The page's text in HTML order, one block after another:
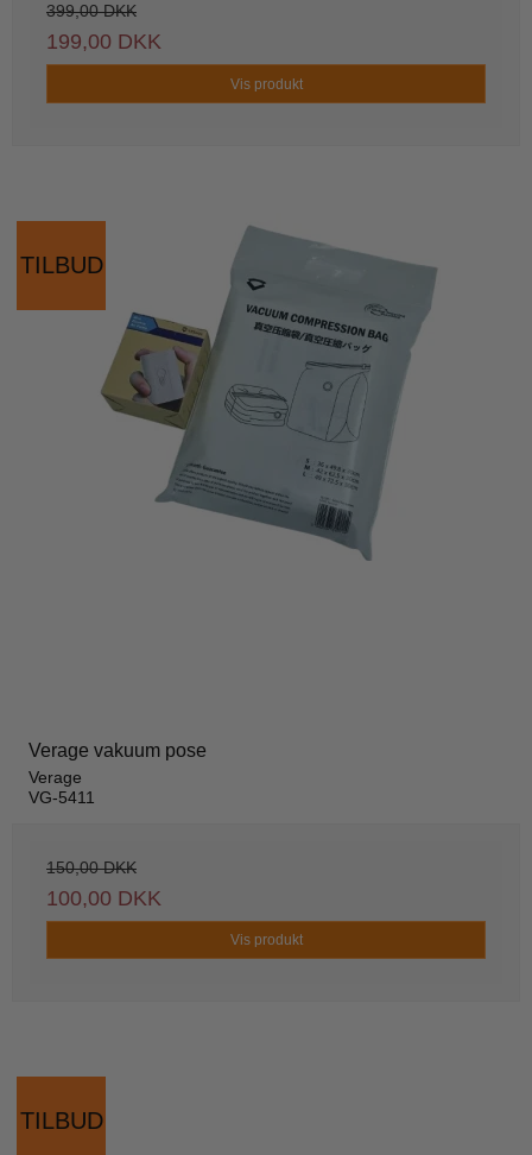
399,00 DKK
199,00 DKK
Vis produkt
TILBUD
Verage vakuum pose
Verage
VG-5411
150,00 DKK
100,00 DKK
Vis produkt
TILBUD